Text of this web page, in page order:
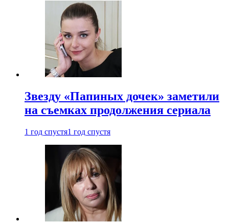
Звезду «Папиных дочек» заметили
на съемках продолжения сериала
1 год спустя1 год спустя